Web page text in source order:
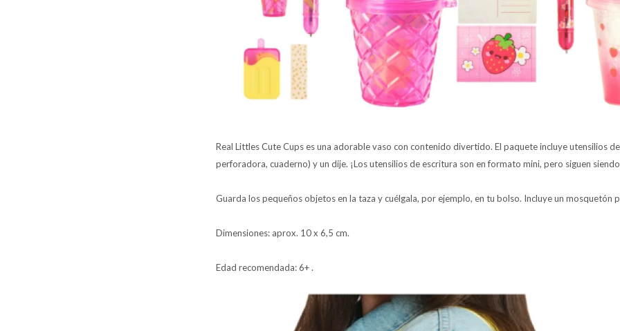
Real Littles Cute Cups es una adorable vaso con contenido divertido. El paquete incluye utensilios
perforadora, cuaderno) y un dije. ¡Los utensilios de escritura son en formato mini, pero siguen
Guarda los pequeños objetos en la taza y cuélgala, por ejemplo, en tu bolso. Incluye un mosquetón
Dimensiones: aprox. 10 x 6,5 cm.
Edad recomendada: 6+ .